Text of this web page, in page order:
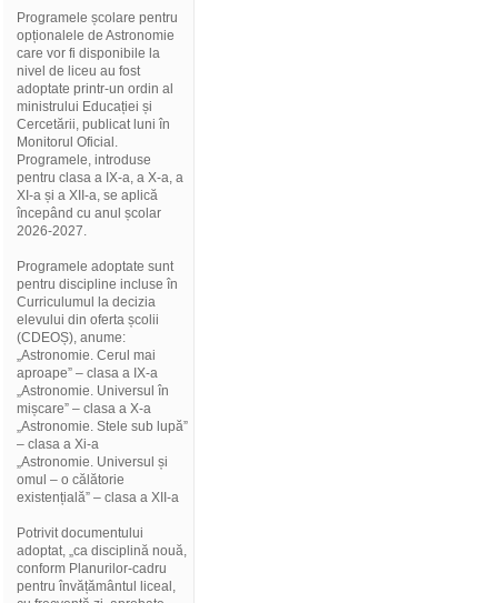
Programele școlare pentru
opționalele de Astronomie
care vor fi disponibile la
nivel de liceu au fost
adoptate printr-un ordin al
ministrului Educației și
Cercetării, publicat luni în
Monitorul Oficial.
Programele, introduse
pentru clasa a IX-a, a X-a, a
XI-a și a XII-a, se aplică
începând cu anul școlar
2026-2027.
Programele adoptate sunt
pentru discipline incluse în
Curriculumul la decizia
elevului din oferta școlii
(CDEOȘ), anume:
„Astronomie. Cerul mai
aproape” – clasa a IX-a
„Astronomie. Universul în
mișcare” – clasa a X-a
„Astronomie. Stele sub lupă”
– clasa a Xi-a
„Astronomie. Universul și
omul – o călătorie
existențială” – clasa a XII-a
Potrivit documentului
adoptat, „ca disciplină nouă,
conform Planurilor-cadru
pentru învățământul liceal,